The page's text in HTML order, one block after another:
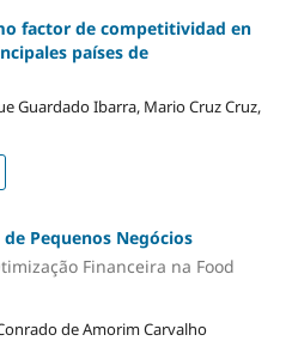
factor de competitividad en
países de
Guardado Ibarra, Mario Cruz Cruz,
Pequenos Negócios
Financeira na Food
de Amorim Carvalho